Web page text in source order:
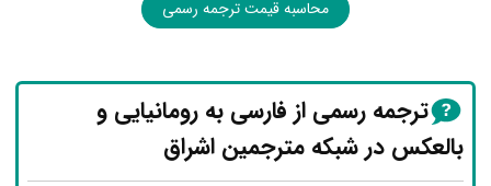
محاسبه قیمت ترجمه رسمی
ترجمه رسمی از فارسی به رومانیایی و
بالعکس در شبکه مترجمین اشراق